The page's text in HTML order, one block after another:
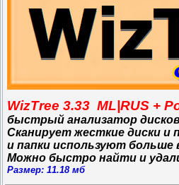
WizTree 3.33 ML|RUS +
быстрый анализатор
Сканирует жесткие диски и
и папки используют больше
Можно быстро найти и
Размер: 11.18 мб